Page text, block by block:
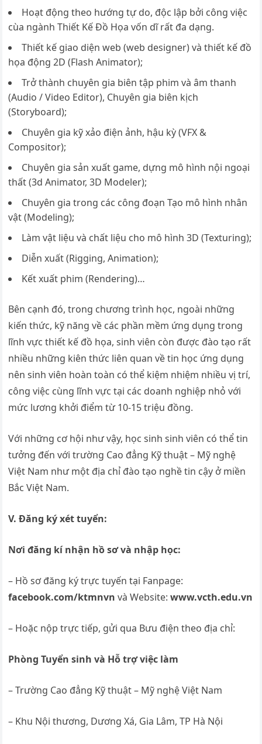
Hoạt động theo hướng tự do, độc lập bởi công việc
cùa ngành Thiết Kế Đồ Họa vốn dĩ rất đa dạng.
Thiết kế giao diện web (web designer) và thiết kế đồ
họa động 2D (Flash Animator);
Trở thành chuyên gia biên tập phim và âm thanh
(Audio­ / Video Editor), Chuyên gia biên kịch
(Storyboard);
Chuyên gia kỹ xảo điện ảnh, hậu kỳ (VFX &
Compositor);
Chuyên gia sản xuất game, dựng mô hình nội ngoại
thất (3d Animator, 3D Modeler);
Chuyên gia trong các công đoạn Tạo mô hình nhân
vật (Modeling);
Làm vật liệu và chất liệu cho mô hình 3D (Texturing);
Diễn xuất (Rigging, Animation);
Kết xuất phim (Rendering)…
Bên cạnh đó, trong chương trình học, ngoài những
kiến thức, kỹ năng về các phần mềm ứng dụng trong
lĩnh vực thiết kế đồ họa, sinh viên còn được đào tạo rất
nhiều những kiên thức liên quan về tin học ứng dụng
nên sinh viên hoàn toàn có thể kiệm nhiệm nhiều vị trí,
công việc cùng lĩnh vực tại các doanh nghiệp nhỏ với
mức lương khởi điểm từ 10-15 triệu đồng.
Với những cơ hội như vậy, học sinh sinh viên có thể tin
tưởng đến với trường Cao đẳng Kỹ thuật – Mỹ nghệ
Việt Nam như một địa chỉ đào tạo nghề tin cậy ở miền
Bắc Việt Nam.
V. Đăng ký xét tuyển:
Nơi đăng kí nhận hồ sơ và nhập học:
– Hồ sơ đăng ký trực tuyến tại Fanpage:
facebook.com/ktmnvn và Website: www.vcth.edu.vn
– Hoặc nộp trực tiếp, gửi qua Bưu điện theo địa chỉ:
Phòng Tuyển sinh và Hỗ trợ việc làm
– Trường Cao đẳng Kỹ thuật – Mỹ nghệ Việt Nam
– Khu Nội thương, Dương Xá, Gia Lâm, TP Hà Nội